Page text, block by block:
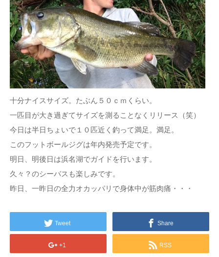
十分ナイスサイズ。たぶん５０ｃｍくらい。
一匹目が大き過ぎてサイズを測ることなくリリース（笑）
今日は半日ちょいで１０匹近く釣って満足。満足。
このフットボールジグは年内発売予定です。
明日、明後日は浜名湖でガイドを行います。
久々？のシーバスも楽しみです。
昨日、一昨日の全力オカッパリで身体中が筋肉痛・・・
Tweet Share
+1 RSS